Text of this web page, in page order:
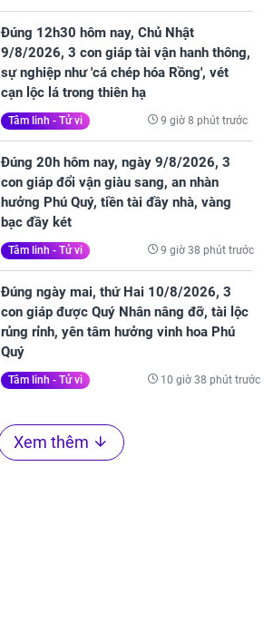
Đúng 12h30 hôm nay, Chủ Nhật
9/8/2026, 3 con giáp tài vận hanh thông,
sự nghiệp như 'cá chép hóa Rồng', vét
cạn lộc lá trong thiên hạ
Tâm linh - Tử vi 9 giờ 8 phút trước
Đúng 20h hôm nay, ngày 9/8/2026, 3
con giáp đổi vận giàu sang, an nhàn
hưởng Phú Quý, tiền tài đầy nhà, vàng
bạc đầy két
Tâm linh - Tử vi 9 giờ 38 phút trước
Đúng ngày mai, thứ Hai 10/8/2026, 3
con giáp được Quý Nhân nâng đỡ, tài lộc
rủng rỉnh, yên tâm hưởng vinh hoa Phú
Quý
Tâm linh - Tử vi 10 giờ 38 phút trước
Xem thêm